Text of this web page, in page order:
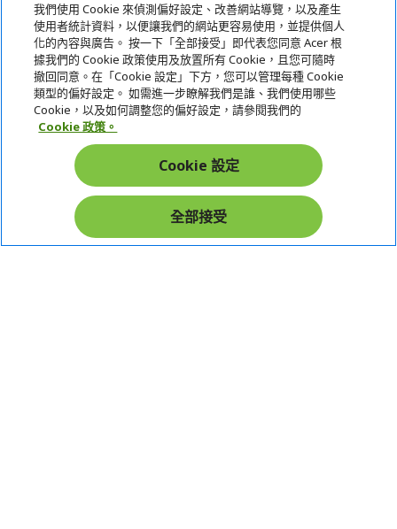
關於宏碁
服務
宏碁網路商城
在社群上追蹤 Acer
我們使用 Cookie 來偵測偏好設定、改善網站導覽，以及產生
使用者統計資料，以便讓我們的網站更容易使用，並提供個人
化的內容與廣告。 按一下「全部接受」即代表您同意 Acer 根
據我們的 Cookie 政策使用及放置所有 Cookie，且您可隨時
撤回同意。在「Cookie 設定」下方，您可以管理每種 Cookie
類型的偏好設定。 如需進一步瞭解我們是誰、我們使用哪些
Cookie，以及如何調整您的偏好設定，請參閱我們的
Cookie 政策。
Cookie 設定
全部接受